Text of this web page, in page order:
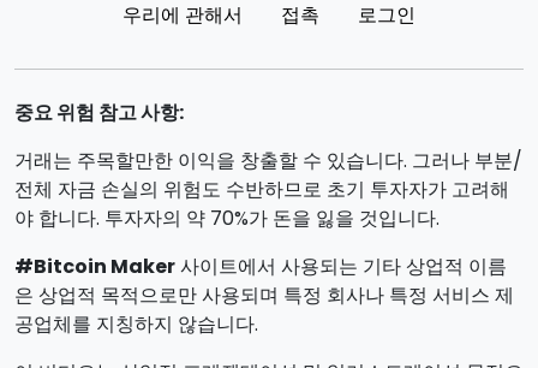
우리에 관해서 접촉 로그인
중요 위험 참고 사항:
거래는 주목할만한 이익을 창출할 수 있습니다. 그러나 부분/
전체 자금 손실의 위험도 수반하므로 초기 투자자가 고려해
야 합니다. 투자자의 약 70%가 돈을 잃을 것입니다.
#Bitcoin Maker사이트에서 사용되는 기타 상업적 이름
은 상업적 목적으로만 사용되며 특정 회사나 특정 서비스 제
공업체를 지칭하지 않습니다.